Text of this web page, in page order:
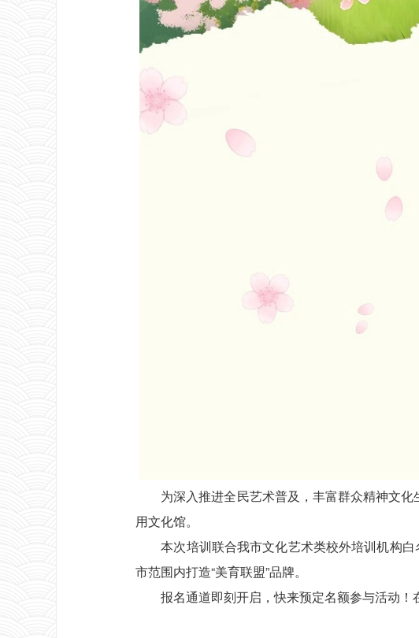
为深入推进全民艺术普及，丰富群众精神文
用文化馆。
本次培训联合我市文化艺术类校外培训机构白
市范围内打造“美育联盟”品牌。
报名通道即刻开启，快来预定名额参与活动！